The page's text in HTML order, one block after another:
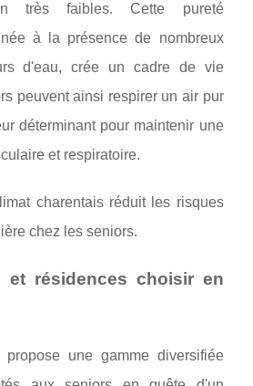
très faibles. Cette pureté
à la présence de nombreux
d'eau, crée un cadre de vie
peuvent ainsi respirer un air pur
déterminant pour maintenir une
et respiratoire.
charentais réduit les risques
chez les seniors.
et résidences choisir en
propose une gamme diversifiée